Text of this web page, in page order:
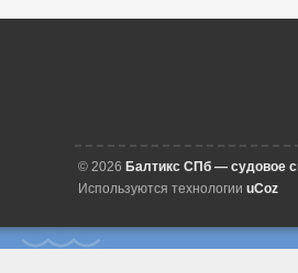
© 2026 Балтикс СПб — судовое
Используются технологии uCoz